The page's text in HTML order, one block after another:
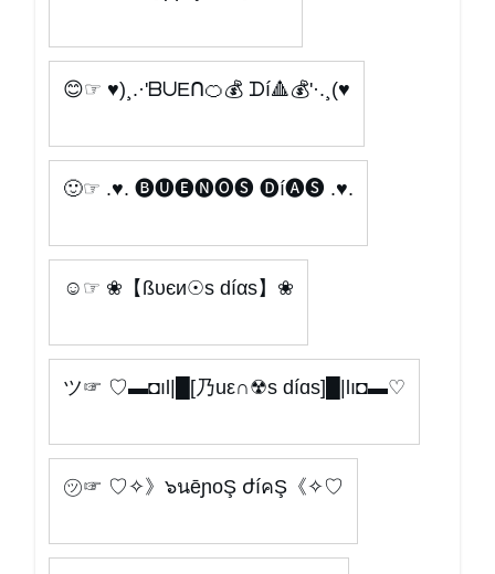
😊☞ ♥)¸.·'ᗷᑌEᑎ🍊💰 ᗪí🔺💰'·.¸(♥
🙂☞ .♥. 🅑🅤🅔🅝🅞🅢 🅓í🅐🅢 .♥.
☺☞ ❀【ßυєи☉ѕ díαѕ】❀
ツ☞ ♡▬◘ıl|█[乃uε∩☢s díɑs]█|lı◘▬♡
㋡☞ ♡✧》๖นēɲoŞ ժíคŞ《✧♡